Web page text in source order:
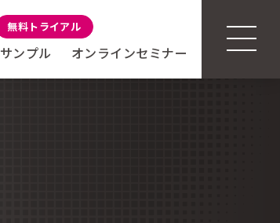
無料トライアル
サンプル オンラインセミナー